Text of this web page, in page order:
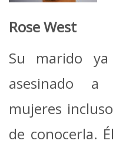
Rose West
Su marido ya
asesinado a
mujeres
de conocerla.